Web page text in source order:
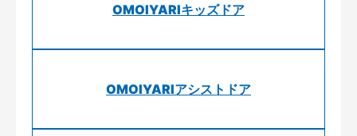
OMOIYARIキッズドア
OMOIYARIアシストドア